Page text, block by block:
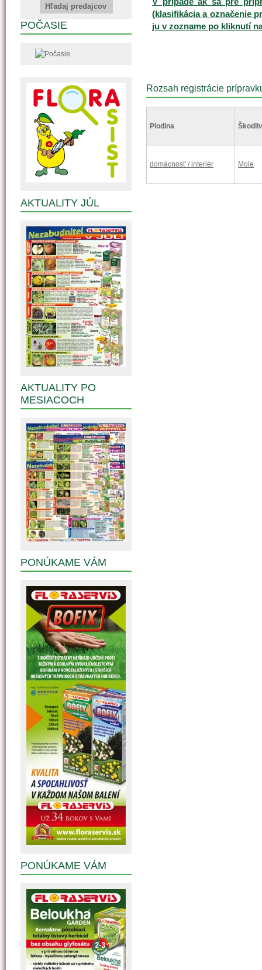
(klasifikácia a označenie
ju v zozname po kliknutí
Rozsah registrácie
Plodina
domácnosť / interiér Mole
POČASIE
AKTUALITY JÚL
AKTUALITY PO
MESIACOCH
PONÚKAME VÁM
PONÚKAME VÁM